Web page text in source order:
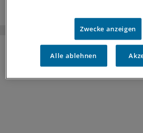
Zwecke anzeigen
Alle ablehnen